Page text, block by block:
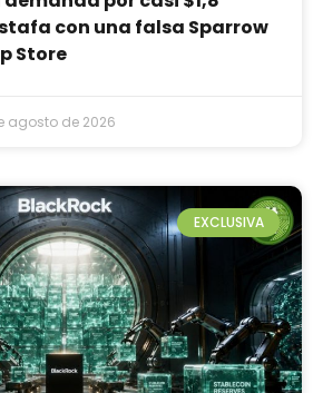
con una falsa Sparrow
Store
agosto de 2026
EXCLUSIVA